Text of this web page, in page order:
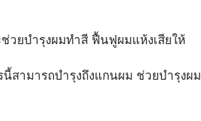
วยบำรุงผมทำสี ฟื้นฟูผมแห้งเสียให้
นี้สามารถบำรุงถึงแกนผม ช่วยบำรุงผม